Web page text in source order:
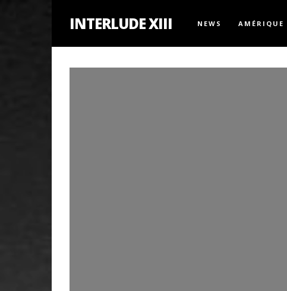
INTERLUDE XIII NEWS AMÉRIQUE